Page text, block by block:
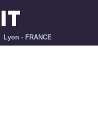
Lyon - FRANCE